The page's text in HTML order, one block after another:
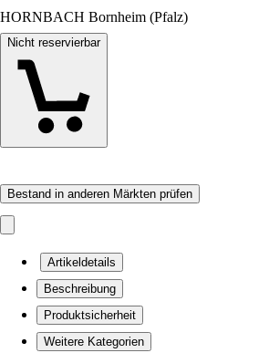
HORNBACH Bornheim (Pfalz)
Nicht reservierbar
Bestand in anderen Märkten prüfen
Artikeldetails
Beschreibung
Produktsicherheit
Weitere Kategorien